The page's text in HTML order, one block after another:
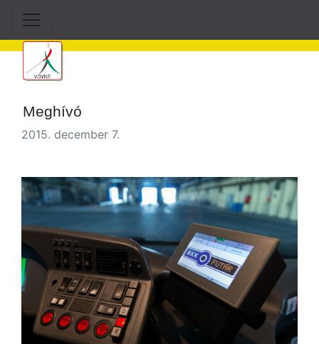
Meghívó
2015. december 7.